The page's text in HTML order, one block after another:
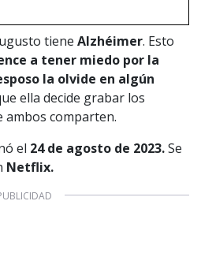
tiene Alzhéimer. Esto
a tener miedo por la
la olvide en algún
ella decide grabar los
comparten.
el 24 de agosto de 2023.Se
Netflix.